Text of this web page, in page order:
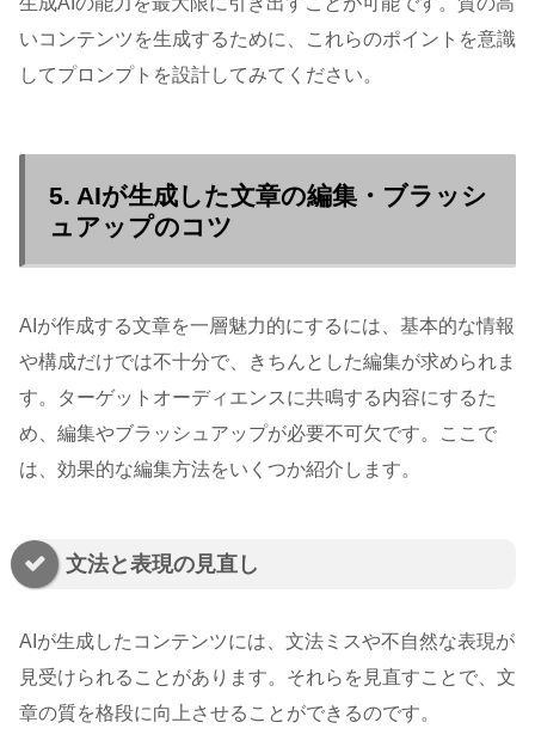
いコンテンツを生成するために、これらのポイントを意識
してプロンプトを設計してみてください。
5. AIが生成した文章の編集・ブラッシ
ュアップのコツ
AIが作成する文章を一層魅力的にするには、基本的な情報
や構成だけでは不十分で、きちんとした編集が求められま
す。ターゲットオーディエンスに共鳴する内容にするた
め、編集やブラッシュアップが必要不可欠です。ここで
は、効果的な編集方法をいくつか紹介します。
文法と表現の見直し
AIが生成したコンテンツには、文法ミスや不自然な表現が
見受けられることがあります。それらを見直すことで、文
章の質を格段に向上させることができるのです。